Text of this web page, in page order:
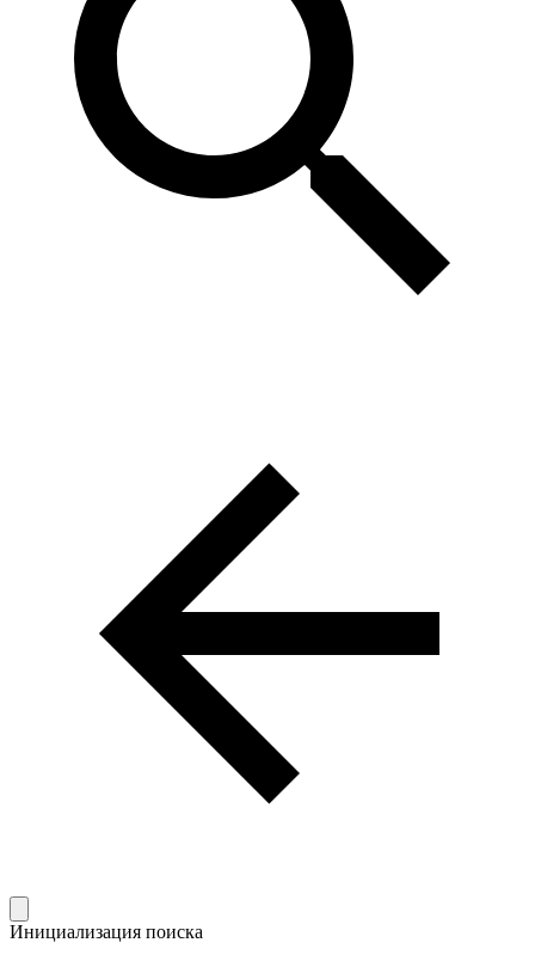
Инициализация поиска